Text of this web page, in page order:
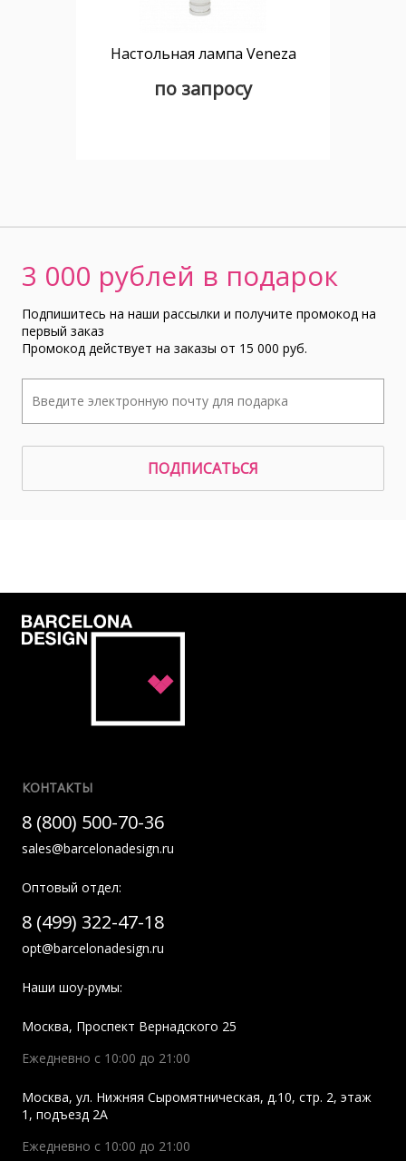
Настольная лампа Veneza
по запросу
3 000 рублей в подарок
Подпишитесь на наши рассылки и получите промокод на
первый заказ
Промокод действует на заказы от 15 000 руб.
ПОДПИСАТЬСЯ
КОНТАКТЫ
8 (800) 500-70-36
sales@barcelonadesign.ru
Оптовый отдел:
8 (499) 322-47-18
opt@barcelonadesign.ru
Наши шоу-румы:
Москва, Проспект Вернадского 25
Ежедневно с 10:00 до 21:00
Москва, ул. Нижняя Сыромятническая, д.10, стр. 2, этаж
1, подъезд 2A
Ежедневно с 10:00 до 21:00